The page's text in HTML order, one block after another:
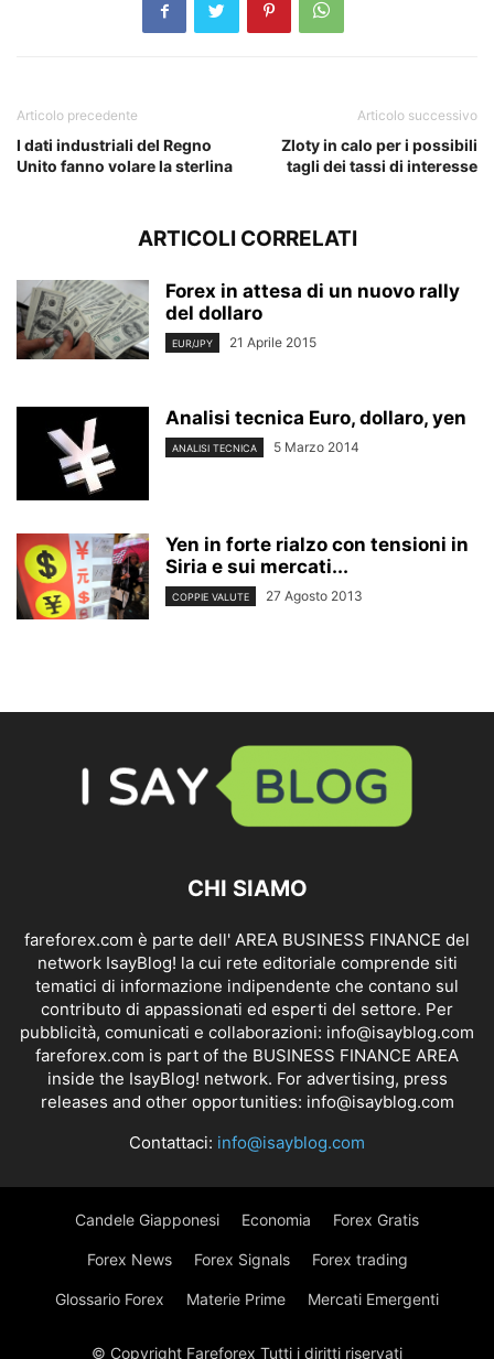
Articolo precedente
I dati industriali del Regno
Unito fanno volare la sterlina
Articolo successivo
Zloty in calo per i possibili
tagli dei tassi di interesse
ARTICOLI CORRELATI
Forex in attesa di un nuovo rally
del dollaro
EUR/JPY 21 Aprile 2015
Analisi tecnica Euro, dollaro, yen
ANALISI TECNICA 5 Marzo 2014
Yen in forte rialzo con tensioni in
Siria e sui mercati...
COPPIE VALUTE 27 Agosto 2013
CHI SIAMO
fareforex.com è parte dell' AREA BUSINESS FINANCE del
network IsayBlog! la cui rete editoriale comprende siti
tematici di informazione indipendente che contano sul
contributo di appassionati ed esperti del settore. Per
pubblicità, comunicati e collaborazioni: info@isayblog.com
fareforex.com is part of the BUSINESS FINANCE AREA
inside the IsayBlog! network. For advertising, press
releases and other opportunities: info@isayblog.com
Contattaci: info@isayblog.com
Candele Giapponesi Economia Forex Gratis
Forex News Forex Signals Forex trading
Glossario Forex Materie Prime Mercati Emergenti
© Copyright Fareforex Tutti i diritti riservati